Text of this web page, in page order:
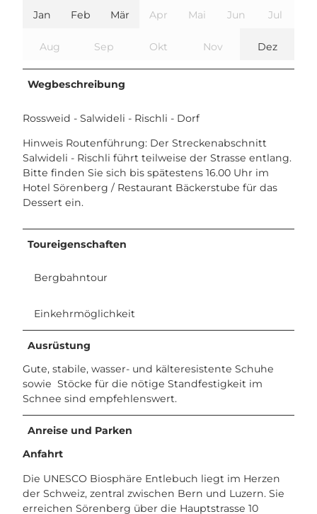
Jan Feb Mär Apr Mai Jun Jul
Aug Sep Okt Nov Dez
Wegbeschreibung
Rossweid - Salwideli - Rischli - Dorf
Hinweis Routenführung: Der Streckenabschnitt
Salwideli - Rischli führt teilweise der Strasse entlang.
Bitte finden Sie sich bis spätestens 16.00 Uhr im
Hotel Sörenberg / Restaurant Bäckerstube für das
Dessert ein.
Toureigenschaften
Bergbahntour
Einkehrmöglichkeit
Ausrüstung
Gute, stabile, wasser- und kälteresistente Schuhe
sowie Stöcke für die nötige Standfestigkeit im
Schnee sind empfehlenswert.
Anreise und Parken
Anfahrt
Die UNESCO Biosphäre Entlebuch liegt im Herzen
der Schweiz, zentral zwischen Bern und Luzern. Sie
erreichen Sörenberg über die Hauptstrasse 10